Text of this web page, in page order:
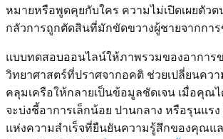
หมายหรือพูดคุยกับใคร ความไม่เปิดเผยตัว
กลัวการถูกตัดสินที่มักขัดขวางผู้ชายจากกา
แบบทดสอบออนไลน์ให้ภาพรวมของอากา
วิทยาศาสตร์ที่ปราศจากอคติ ช่วยเปลี่ยนคว
คลุมเครือให้กลายเป็นข้อมูลชัดเจน เมื่อคุณ
จะบ่งชี้อาการเล็กน้อย ปานกลาง หรือรุนแรง
แห่งความสำเร็จที่ยืนยันความรู้สึกของคุณแ